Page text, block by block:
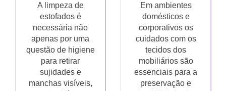
A limpeza de
estofados é
necessária não
apenas por uma
questão de higiene
para retirar
sujidades e
manchas visíveis,
Em ambientes
domésticos e
corporativos os
cuidados com os
tecidos dos
mobiliários são
essenciais para a
preservação e